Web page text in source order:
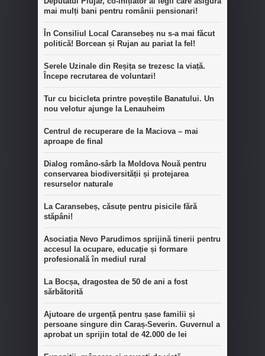
mai mulți bani pentru românii pensionari!
În Consiliul Local Caransebeș nu s-a mai făcut
politică! Borcean și Rujan au pariat la fel!
Serele Uzinale din Reșița se trezesc la viață.
Începe recrutarea de voluntari!
Tur cu bicicleta printre poveștile Banatului. Un
nou velotur ajunge la Lenauheim
Centrul de recuperare de la Maciova – mai
aproape de final
Dialog româno-sârb la Moldova Nouă pentru
conservarea biodiversității și protejarea
resurselor naturale
La Caransebeș, căsuțe pentru pisicile fără
stăpâni!
Asociația Nevo Parudimos sprijină tinerii pentru
accesul la ocupare, educație și formare
profesională în mediul rural
La Bocșa, dragostea de 50 de ani a fost
sărbătorită
Ajutoare de urgență pentru șase familii și
persoane singure din Caraș-Severin. Guvernul a
aprobat un sprijin total de 42.000 de lei